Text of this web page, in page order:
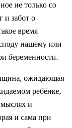
не только со
и забот о
время
нашему или
беременности.
ожидающая
ребёнке,
и
и сама при